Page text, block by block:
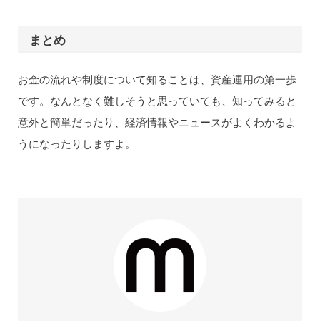
まとめ
お金の流れや制度について知ることは、資産運用の第一歩
です。なんとなく難しそうと思っていても、知ってみると
意外と簡単だったり、経済情報やニュースがよくわかるよ
うになったりしますよ。